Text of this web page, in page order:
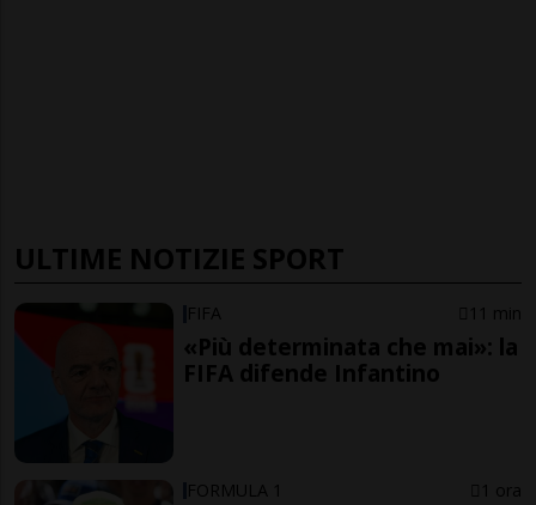
ULTIME NOTIZIE SPORT
FIFA 11 min
«Più determinata che mai»: la
FIFA difende Infantino
FORMULA 1 1 ora